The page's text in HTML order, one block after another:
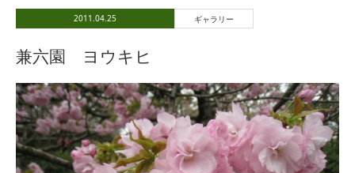
2011.04.25 ギャラリー
兼六園 ヨウキヒ